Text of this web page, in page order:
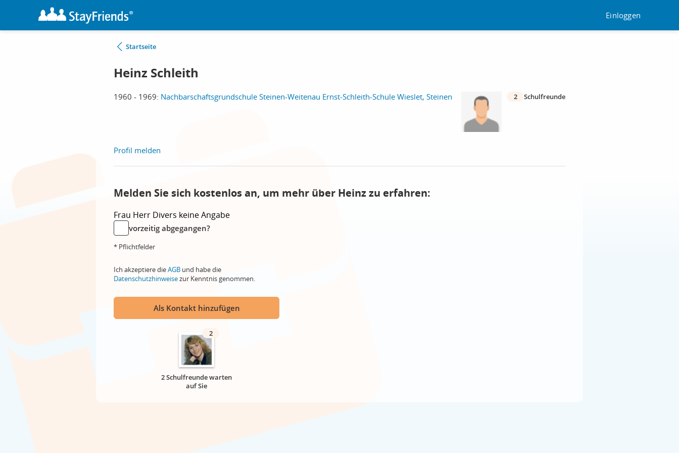
Einloggen
Startseite
Heinz Schleith
1960 - 1969: Nachbarschaftsgrundschule Steinen-Weitenau Ernst-Schleith-Schule Wieslet, Steinen 2 Schulfreunde
Profil melden
Melden Sie sich kostenlos an, um mehr über Heinz zu erfahren:
Frau Herr Divers keine Angabe
vorzeitig abgegangen?
* Pflichtfelder
Ich akzeptiere dieAGB und habe die
Datenschutzhinweisezur Kenntnis genommen.
Als Kontakt hinzufügen
2
2 Schulfreunde warten
auf Sie